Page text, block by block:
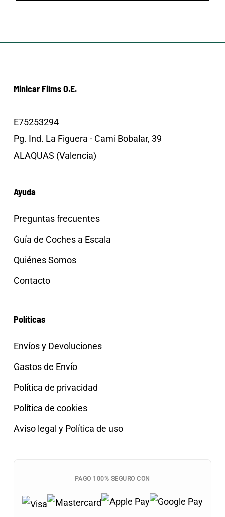
Minicar Films O.E.
E75253294
Pg. Ind. La Figuera - Cami Bobalar, 39
ALAQUAS (Valencia)
Ayuda
Preguntas frecuentes
Guía de Coches a Escala
Quiénes Somos
Contacto
Políticas
Envíos y Devoluciones
Gastos de Envío
Política de privacidad
Política de cookies
Aviso legal y Política de uso
PAGO 100% SEGURO CON